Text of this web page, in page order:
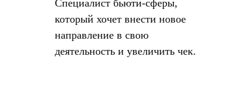
Специалист бьюти-сферы,
который хочет внести новое
направление в свою
деятельность и увеличить чек.